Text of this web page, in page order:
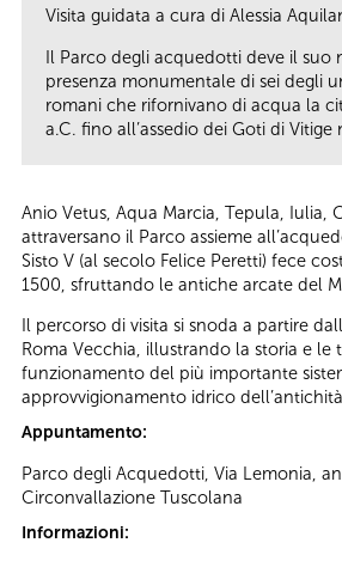
Visita guidata a cura di Alessia
Il Parco degli acquedotti deve il suo
presenza monumentale di sei degli
romani che rifornivano di acqua la
a.C. fino all’assedio dei Goti di Vitige
Anio Vetus, Aqua Marcia, Tepula, Iulia,
attraversano il Parco assieme
Sisto V (al secolo Felice Peretti) fece
1500, sfruttando le antiche arcate del
Il percorso di visita si snoda a partire
Roma Vecchia, illustrando la storia e le
funzionamento del più importante
approvvigionamento idrico
Appuntamento:
Parco degli Acquedotti, Via Lemonia,
Circonvallazione Tuscolana
Informazioni: